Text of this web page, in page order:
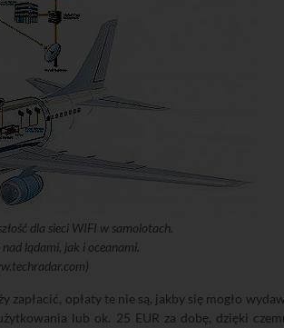
dla sieci WIFI w samolotach.
lądami, jak i oceanami.
opłaty te nie są, jakby się mogło
lub ok. 25 EUR za dobę, dzięki